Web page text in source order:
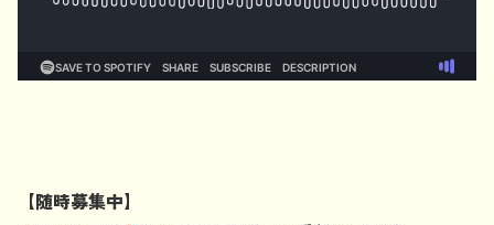
【随時募集中】